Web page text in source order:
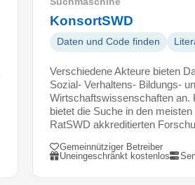
KonsortSWD
Daten und Code finden
Verschiedene Akteure bieten
Sozial- Verhaltens- Bildungs-
Wirtschaftswissenschaften an.
bietet die Suche in den
RatSWD akkreditierten
Gemeinnütziger Betreiber
Uneingeschränkt kostenlos